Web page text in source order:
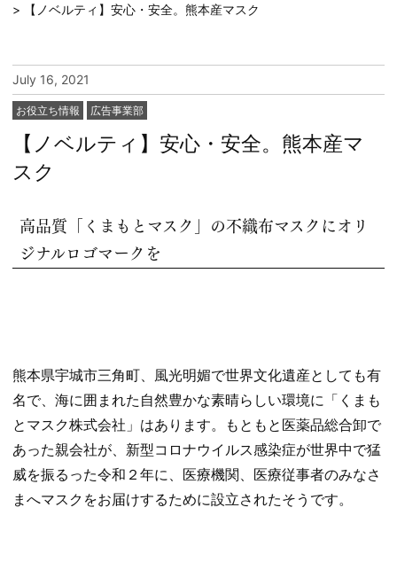
【ノベルティ】安心・安全。熊本産マスク
July 16, 2021
カ
リー:
お役立ち情報 広告事業部
【ノベルティ】安心・安全。熊本産マ
スク
高品質「くまもとマスク」の不織布マスクにオリ
ジナルロゴマークを
熊本県宇城市三角町、風光明媚で世界文化遺産としても有
名で、海に囲まれた自然豊かな素晴らしい環境に「くまも
とマスク株式会社」はあります。もともと医薬品総合卸で
あった親会社が、新型コロナウイルス感染症が世界中で猛
威を振るった令和２年に、医療機関、医療従事者のみなさ
まへマスクをお届けするために設立されたそうです。